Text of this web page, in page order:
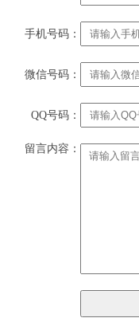
手机号码：
微信号码：
QQ号码：
留言内容：